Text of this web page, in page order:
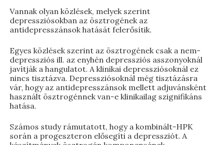
Vannak olyan közlések, melyek szerint
depressziósokban az ösztrogének az
antidepresszánsok hatását felerősítik.
Egyes közlések szerint az ösztrogének csak a nem-
depressziós ill. az enyhén depressziós asszonyoknál
javítják a hangulatot. A klinikai depressziósoknál ez
nincs tisztázva. Depressziósoknál még tisztázásra
vár, hogy az antidepresszánsok mellett adjuvánsként
használt ösztrogénnek van-e klinikailag szignifikáns
hatása.
Számos study rámutatott, hogy a kombinált-HPK
során a progeszteron elősegíti a depressziót. A